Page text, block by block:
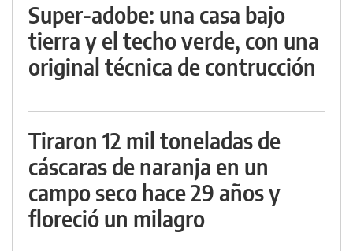
Super-adobe: una casa bajo
tierra y el techo verde, con una
original técnica de contrucción
Tiraron 12 mil toneladas de
cáscaras de naranja en un
campo seco hace 29 años y
floreció un milagro